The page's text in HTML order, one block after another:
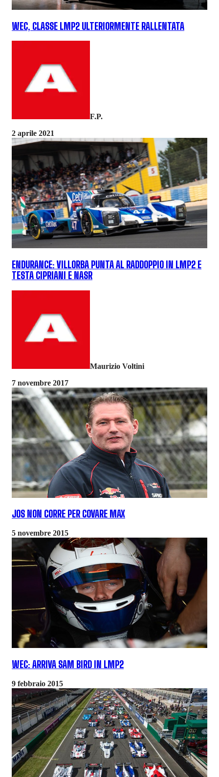
WEC, CLASSE LMP2 ULTERIORMENTE RALLENTATA
F.P.
2 aprile 2021
ENDURANCE: VILLORBA PUNTA AL RADDOPPIO IN LMP2 E
TESTA CIPRIANI E NASR
Maurizio Voltini
7 novembre 2017
JOS NON CORRE PER COVARE MAX
5 novembre 2015
WEC: ARRIVA SAM BIRD IN LMP2
9 febbraio 2015